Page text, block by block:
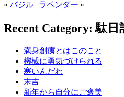
« バジル | ラベンダー »
Recent Category: 駄日
満身創痍とはこのこと
機械に勇気づけられる
寒いんだわ
末吉
新年から自分にご褒美